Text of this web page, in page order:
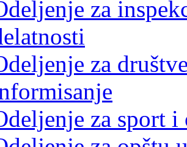
za
za
za sport